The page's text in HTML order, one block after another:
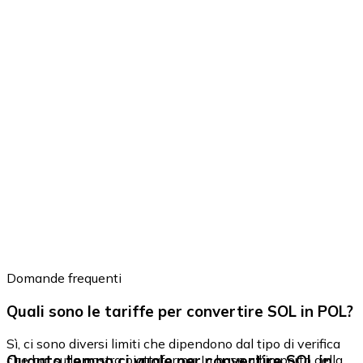
Domande frequenti
Quali sono le tariffe per convertire SOL in POL?
Sì, ci sono diversi limiti che dipendono dal tipo di verifica